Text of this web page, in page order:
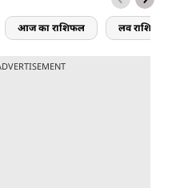
आज का राशिफल लव राशिफल